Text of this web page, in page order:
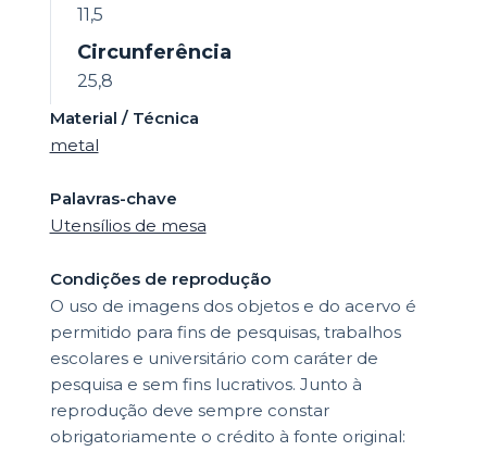
11,5
Circunferência
25,8
Material / Técnica
metal
Palavras-chave
Utensílios de mesa
Condições de reprodução
O uso de imagens dos objetos e do acervo é
permitido para fins de pesquisas, trabalhos
escolares e universitário com caráter de
pesquisa e sem fins lucrativos. Junto à
reprodução deve sempre constar
obrigatoriamente o crédito à fonte original: